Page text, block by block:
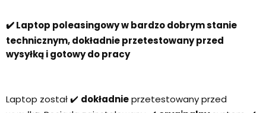
✔️ Laptop poleasingowy w bardzo dobrym stanie
technicznym, dokładnie przetestowany przed
wysyłką i gotowy do pracy
Laptop został ✔️ dokładnieprzetestowany przed